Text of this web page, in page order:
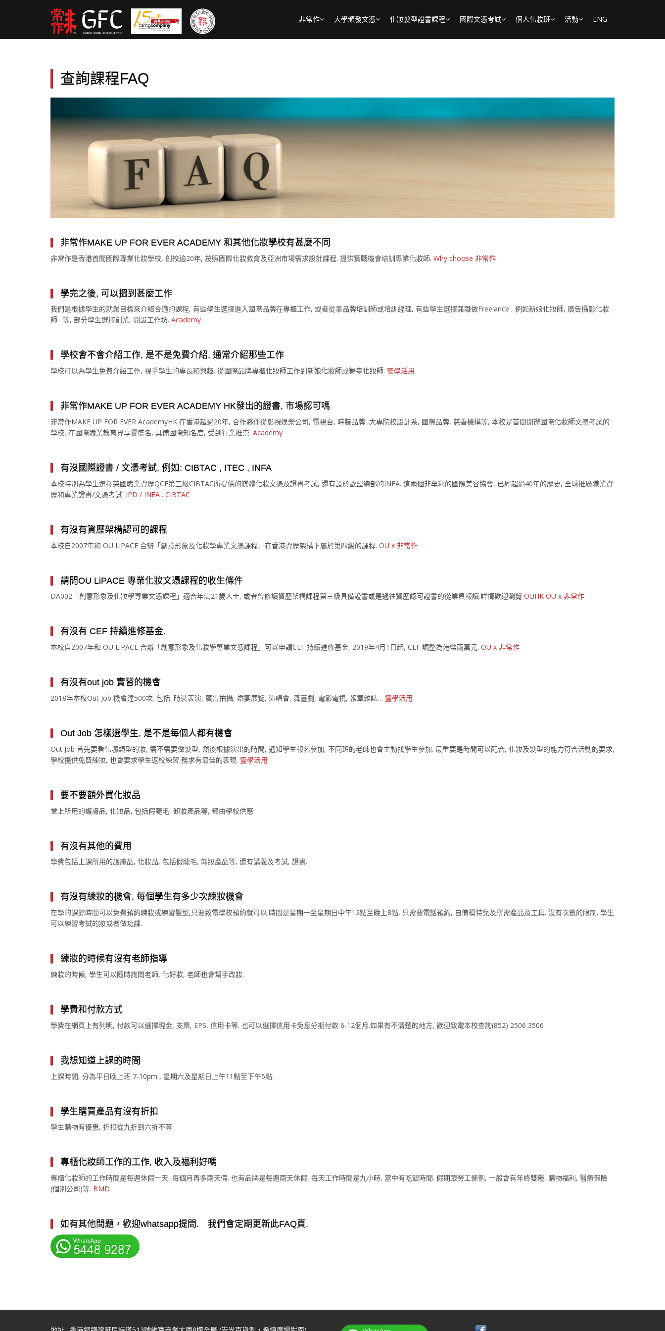
非常作 大學頒發文憑 化妝髮型證書課程 國際文憑考試 個人化妝班 活動 ENG
查詢課程FAQ
非常作MAKE UP FOR EVER ACADEMY 和其他化妝學校有甚麼不同
非常作是香港首間國際專業化妝學校, 創校逾20年, 按照國際化妝教育及亞洲市場需求設計課程. 提供實戰機會培訓專業化妝師. Why choose 非常作
學完之後, 可以搵到甚麼工作
我們是根據學生的就業目標來介紹合適的課程, 有些學生選擇進入國際品牌在專櫃工作, 或者從事品牌培訓師或培訓經理, 有些學生選擇兼職做Freelance , 例如新娘化妝師, 廣告攝影化妝
師…等, 部分學生選擇創業, 開設工作坊. Academy
學校會不會介紹工作, 是不是免費介紹, 通常介紹那些工作
學校可以為學生免費介紹工作, 視乎學生的專長和興趣. 從國際品牌專櫃化妝師工作到新娘化妝師或舞臺化妝師. 靈學活用
非常作MAKE UP FOR EVER ACADEMY HK發出的證書, 市場認可嗎
非常作MAKE UP FOR EVER AcademyHK 在香港超過20年, 合作夥伴從影視娛樂公司, 電視台, 時裝品牌 ,大專院校設計系, 國際品牌, 慈善機構等, 本校是首間開辦國際化妝師文憑考試的
學校, 在國際職業教育界享譽盛名, 具備國際知名度, 受到行業推崇. Academy
有沒國際證書 / 文憑考試, 例如: CIBTAC , ITEC , INFA
本校特別為學生選擇英國職業資歷QCF第三級CIBTAC所提供的媒體化妝文憑及證書考試, 還有設於歐盟總部的INFA. 這兩個非牟利的國際美容協會, 已經超過40年的歷史, 全球推廣職業資
歷和專業證書/文憑考試. IPD / INFA . CIBTAC
有沒有資歷架構認可的課程
本校自2007年和 OU LiPACE 合辦「創意形象及化妝學專業文憑課程」在香港資歷架構下屬於第四級的課程. OU x 非常作
請問OU LiPACE 專業化妝文憑課程的收生條件
DA002「創意形象及化妝學專業文憑課程」適合年滿21歲人士, 或者曾修讀資歷架構課程第三級具備證書或是過往資歷認可證書的從業員報讀.詳情歡迎瀏覽 OUHK OU x 非常作
有沒有 CEF 持續進修基金.
本校自2007年和 OU LiPACE 合辦「創意形象及化妝學專業文憑課程」可以申請CEF 持續進修基金, 2019年4月1日起, CEF 調整為港幣兩萬元. OU x 非常作
有沒有out job 實習的機會
2018年本校Out Job 機會達500次. 包括: 時裝表演, 廣告拍攝, 婚宴展覽, 演唱會, 舞臺劇, 電影電視, 報章雜誌… 靈學活用
Out Job 怎樣選學生, 是不是每個人都有機會
Out Job 首先要看化哪類型的妝, 需不需要做髮型, 然後根據演出的時間, 通知學生報名參加, 不同班的老師也會主動找學生參加. 最重要是時間可以配合, 化妝及髮型的能力符合活動的要求,
學校提供免費練妝, 也會要求學生返校練習,務求有最佳的表現. 靈學活用
要不要額外買化妝品
堂上所用的護膚品, 化妝品, 包括假睫毛, 卸妝產品等, 都由學校供應.
有沒有其他的費用
學費包括上課所用的護膚品, 化妝品, 包括假睫毛, 卸妝產品等, 還有講義及考試, 證書.
有沒有練妝的機會, 每個學生有多少次練妝機會
在學的課餘時間可以免費預約練妝或練習髮型,只要致電學校預約就可以.時間是星期一至星期日中午12點至晚上8點, 只需要電話預約, 自備模特兒及所需產品及工具. 沒有次數的限制. 學生
可以練習考試的妝或者做功課.
練妝的時候有沒有老師指導
練妝的時候, 學生可以隨時詢問老師, 化好妝, 老師也會幫手改妝.
學費和付款方式
學費在網頁上有列明, 付款可以選擇現金, 支票, EPS, 信用卡等. 也可以選擇信用卡免息分期付款 6-12個月.如果有不清楚的地方, 歡迎致電本校查詢(852) 2506 3506
我想知道上課的時間
上課時間, 分為平日晚上班 7-10pm , 星期六及星期日上午11點至下午5點.
學生購買產品有沒有折扣
學生購物有優惠, 折扣從九折到六折不等.
專櫃化妝師工作的工作, 收入及福利好嗎
專櫃化妝師的工作時間是每週休假一天, 每個月再多兩天假. 也有品牌是每週兩天休假, 每天工作時間是九小時, 當中有吃飯時間. 假期跟勞工條例, 一般會有年終雙糧, 購物福利, 醫療保險
(個別公司)等. BMD
如有其他問題，歡迎whatsapp提問. 我們會定期更新此FAQ頁.